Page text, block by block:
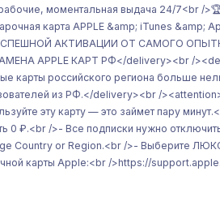
моментальная выдача 24/7<br /
карта APPLE &amp; iTunes &amp;
УСПЕШНОЙ АКТИВАЦИИ ОТ САМОГО
APPLE КАРТ РФ</delivery><br /
российского региона больше
из РФ.</delivery><br /
эту карту — это займет пару
₽.<br />- Все подписки нужно
Country or Region.<br />- Выберите
карты Apple:<br />https://